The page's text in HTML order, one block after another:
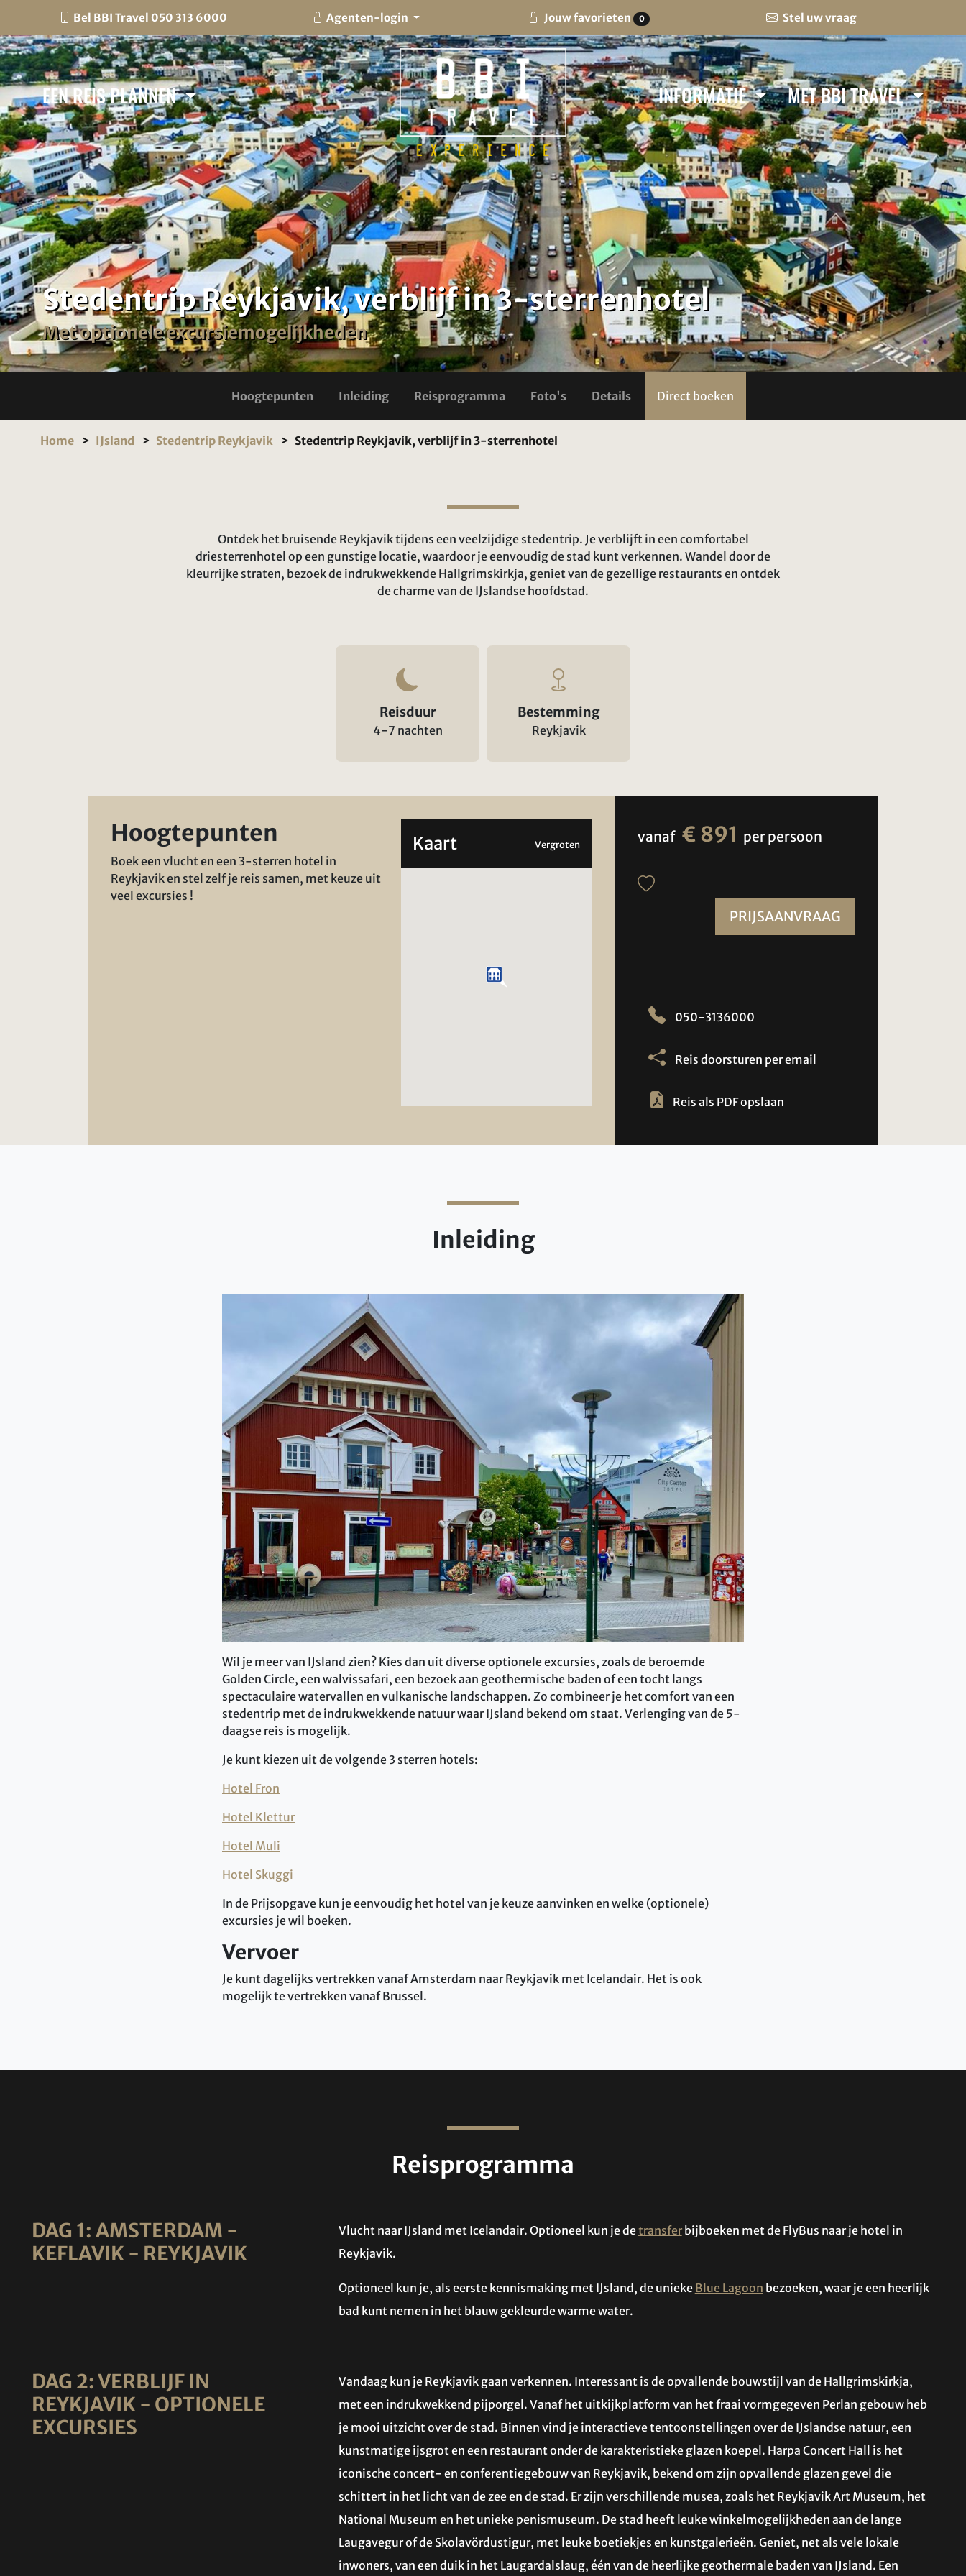
Bel BBI Travel 050 313 6000 Agenten-login Jouw favorieten 0 Stel uw vraag
EEN REIS PLANNEN INFORMATIE MET BBI TRAVEL
Stedentrip Reykjavik, verblijf in 3-sterrenhotel
Met optionele excursiemogelijkheden
Hoogtepunten Inleiding Reisprogramma Foto's Details Direct boeken
Home IJsland Stedentrip Reykjavik Stedentrip Reykjavik, verblijf in 3-sterrenhotel
Ontdek het bruisende Reykjavik tijdens een veelzijdige stedentrip. Je verblijft in een comfortabel
driesterrenhotel op een gunstige locatie, waardoor je eenvoudig de stad kunt verkennen. Wandel door de
kleurrijke straten, bezoek de indrukwekkende Hallgrimskirkja, geniet van de gezellige restaurants en ontdek
de charme van de IJslandse hoofdstad.
Reisduur
4-7 nachten
Bestemming
Reykjavik
Hoogtepunten
Boek een vlucht en een 3-sterren hotel in
Reykjavik en stel zelf je reis samen, met keuze uit
veel excursies !
Kaart Vergroten vanaf € 891 per persoon
PRIJSAANVRAAG
050-3136000
Reis doorsturen per email
Reis als PDF opslaan
Inleiding
Wil je meer van IJsland zien? Kies dan uit diverse optionele excursies, zoals de beroemde
Golden Circle, een walvissafari, een bezoek aan geothermische baden of een tocht langs
spectaculaire watervallen en vulkanische landschappen. Zo combineer je het comfort van een
stedentrip met de indrukwekkende natuur waar IJsland bekend om staat. Verlenging van de 5-
daagse reis is mogelijk.
Je kunt kiezen uit de volgende 3 sterren hotels:
Hotel Fron
Hotel Klettur
Hotel Muli
Hotel Skuggi
In de Prijsopgave kun je eenvoudig het hotel van je keuze aanvinken en welke (optionele)
excursies je wil boeken.
Vervoer
Je kunt dagelijks vertrekken vanaf Amsterdam naar Reykjavik met Icelandair. Het is ook
mogelijk te vertrekken vanaf Brussel.
Reisprogramma
DAG 1: AMSTERDAM -
KEFLAVIK - REYKJAVIK
Vlucht naar IJsland met Icelandair. Optioneel kun je detransferbijboeken met de FlyBus naar je hotel in
Reykjavik.
Optioneel kun je, als eerste kennismaking met IJsland, de unieke Blue Lagoon bezoeken, waar je een heerlijk
bad kunt nemen in het blauw gekleurde warme water.
DAG 2: VERBLIJF IN
REYKJAVIK - OPTIONELE
EXCURSIES
Vandaag kun je Reykjavik gaan verkennen. Interessant is de opvallende bouwstijl van de Hallgrimskirkja,
met een indrukwekkend pijporgel. Vanaf het uitkijkplatform van het fraai vormgegeven Perlan gebouw heb
je mooi uitzicht over de stad. Binnen vind je interactieve tentoonstellingen over de IJslandse natuur, een
kunstmatige ijsgrot en een restaurant onder de karakteristieke glazen koepel. Harpa Concert Hall is het
iconische concert- en conferentiegebouw van Reykjavik, bekend om zijn opvallende glazen gevel die
schittert in het licht van de zee en de stad. Er zijn verschillende musea, zoals het Reykjavik Art Museum, het
National Museum en het unieke penismuseum. De stad heeft leuke winkelmogelijkheden aan de lange
Laugavegur of de Skolavördustigur, met leuke boetiekjes en kunstgalerieën. Geniet, net als vele lokale
inwoners, van een duik in het Laugardalslaug, één van de heerlijke geothermale baden van IJsland. Een